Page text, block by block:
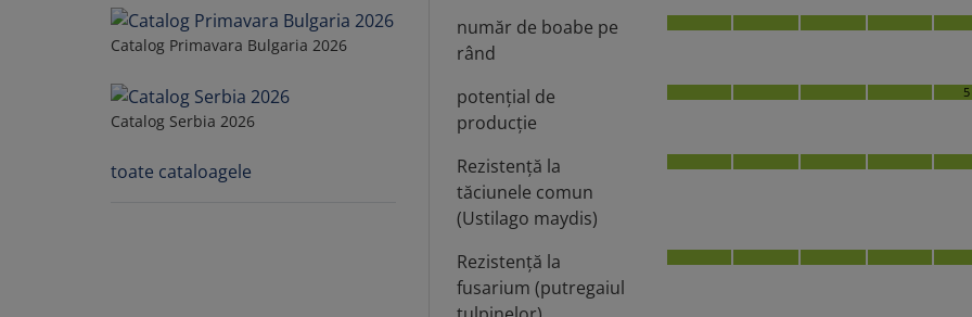
Catalog Primavara Bulgaria 2026
Catalog Serbia 2026
toate cataloagele
număr de boabe pe
rând
potenţial de
producţie
5
Rezistenţă la
tăciunele comun
(Ustilago maydis)
Rezistenţă la
fusarium (putregaiul